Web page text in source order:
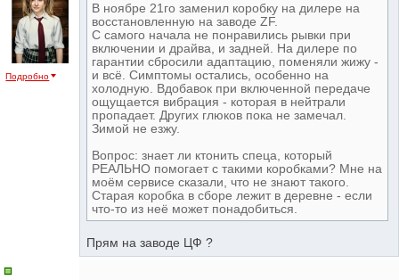
Подробно
В ноябре 21го заменил коробку на дилере на
восстановленную на заводе ZF.
С самого начала не понравились рывки при
включении и драйва, и задней. На дилере по
гарантии сбросили адаптацию, поменяли жижу -
и всё. Симптомы остались, особенно на
холодную. Вдобавок при включенной передаче
ощущается вибрация - которая в нейтрали
пропадает. Других глюков пока не замечал.
Зимой не езжу.
Вопрос: знает ли ктонить спеца, который
РЕАЛЬНО помогает с такими коробками? Мне на
моём сервисе сказали, что не знают такого.
Старая коробка в сборе лежит в деревне - если
что-то из неё может понадобиться.
Прям на заводе ЦФ ?